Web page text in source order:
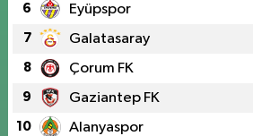
6 Eyüpspor
7 Galatasaray
8 Çorum FK
9 Gaziantep FK
10 Alanyaspor